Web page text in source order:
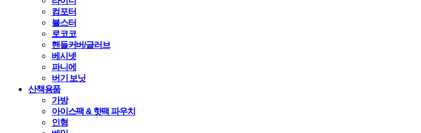
컴포터
볼스터
로코코
핸들커버/글러브
베시넷
파니에
버기 보닛
산책용품
가방
아이스팩 & 핫팩 파우치
인형